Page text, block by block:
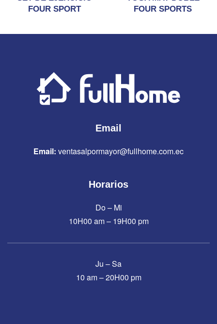
FOUR SPORT
FOUR SPORTS
Email
Email: ventasalpormayor@fullhome.com.ec
Horarios
Do – Mi
10H00 am – 19H00 pm
Ju – Sa
10 am – 20H00 pm